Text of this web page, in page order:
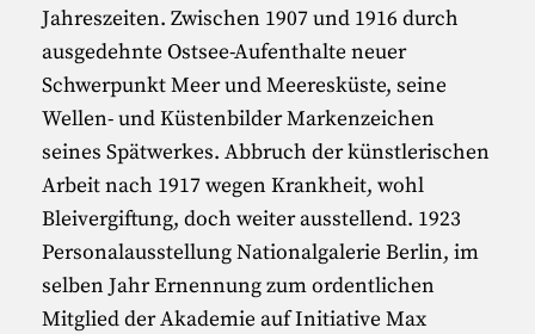
Jahreszeiten. Zwischen 1907 und 1916 durch
ausgedehnte Ostsee-Aufenthalte neuer
Schwerpunkt Meer und Meeresküste, seine
Wellen- und Küstenbilder Markenzeichen
seines Spätwerkes. Abbruch der künstlerischen
Arbeit nach 1917 wegen Krankheit, wohl
Bleivergiftung, doch weiter ausstellend. 1923
Personalausstellung Nationalgalerie Berlin, im
selben Jahr Ernennung zum ordentlichen
Mitglied der Akademie auf Initiative Max